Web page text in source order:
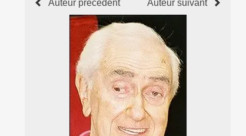
Prochaines
Genres BD
Auteur précédent Auteur suivant